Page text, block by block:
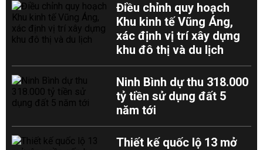
Điều chỉnh quy hoạch
Khu kinh tế Vũng Áng,
xác định vị trí xây dựng
khu đô thị và du lịch
Ninh Bình dự thu 318.000
tỷ tiền sử dụng đất 5
năm tới
Thiết kế quốc lộ 13 mở